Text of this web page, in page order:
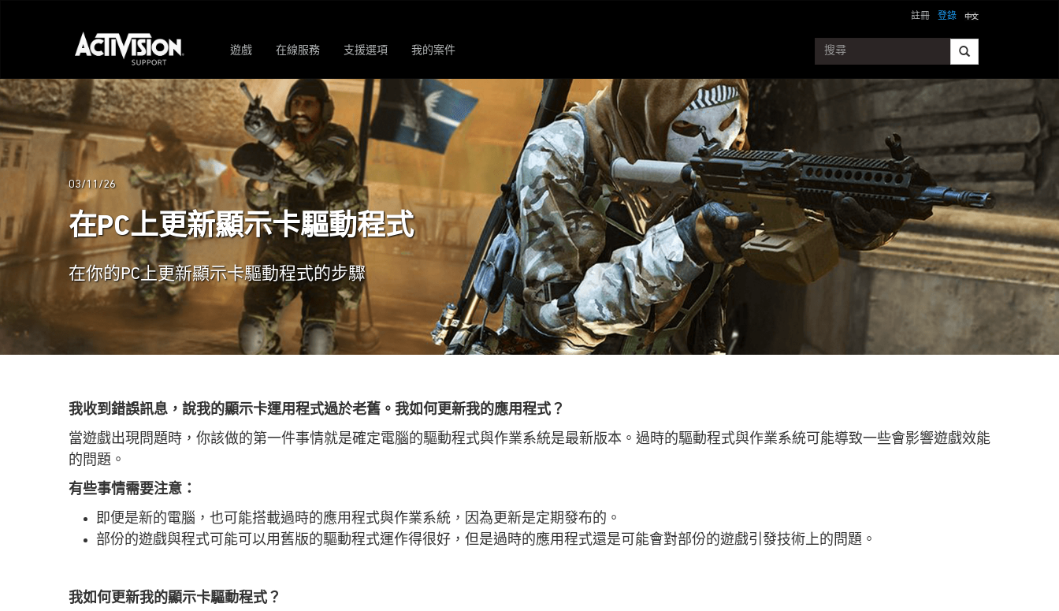
登錄
註冊
遊戲 在線服務 支援選項 我的案件
03/11/26
在PC上更新顯示卡驅動程式
在你的PC上更新顯示卡驅動程式的步驟
我收到錯誤訊息，說我的顯示卡運用程式過於老舊。我如何更新我的應用程式？
當遊戲出現問題時，你該做的第一件事情就是確定電腦的驅動程式與作業系統是最新版本。過時的驅動程式與作業系統可能導致一些會影響遊戲效能
的問題。
有些事情需要注意：
即便是新的電腦，也可能搭載過時的應用程式與作業系統，因為更新是定期發布的。
部份的遊戲與程式可能可以用舊版的驅動程式運作得很好，但是過時的應用程式還是可能會對部份的遊戲引發技術上的問題。
我如何更新我的顯示卡驅動程式？